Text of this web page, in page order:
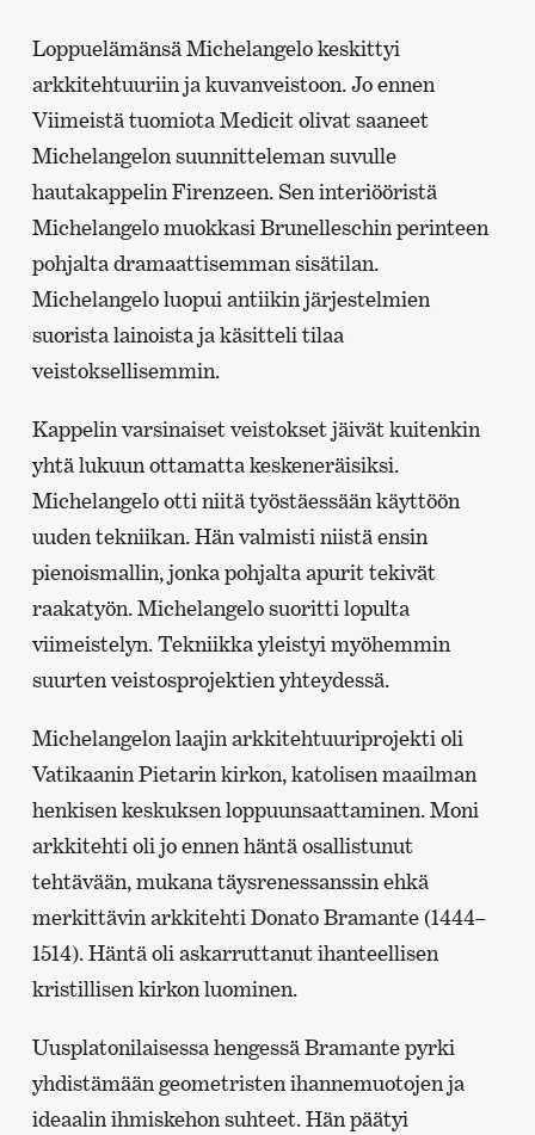
Loppuelämänsä Michelangelo keskittyi
arkkitehtuuriin ja kuvanveistoon. Jo ennen
Viimeistä tuomiota Medicit olivat saaneet
Michelangelon suunnitteleman suvulle
hautakappelin Firenzeen. Sen interiööristä
Michelangelo muokkasi Brunelleschin perinteen
pohjalta dramaattisemman sisätilan.
Michelangelo luopui antiikin järjestelmien
suorista lainoista ja käsitteli tilaa
veistoksellisemmin.
Kappelin varsinaiset veistokset jäivät kuitenkin
yhtä lukuun ottamatta keskeneräisiksi.
Michelangelo otti niitä työstäessään käyttöön
uuden tekniikan. Hän valmisti niistä ensin
pienoismallin, jonka pohjalta apurit tekivät
raakatyön. Michelangelo suoritti lopulta
viimeistelyn. Tekniikka yleistyi myöhemmin
suurten veistosprojektien yhteydessä.
Michelangelon laajin arkkitehtuuriprojekti oli
Vatikaanin Pietarin kirkon, katolisen maailman
henkisen keskuksen loppuunsaattaminen. Moni
arkkitehti oli jo ennen häntä osallistunut
tehtävään, mukana täysrenessanssin ehkä
merkittävin arkkitehti Donato Bramante (1444–
1514). Häntä oli askarruttanut ihanteellisen
kristillisen kirkon luominen.
Uusplatonilaisessa hengessä Bramante pyrki
yhdistämään geometristen ihannemuotojen ja
ideaalin ihmiskehon suhteet. Hän päätyi